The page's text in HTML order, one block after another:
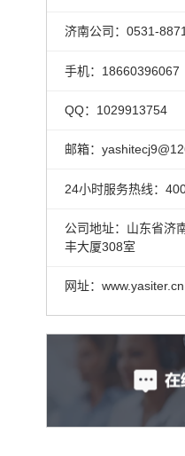
济南公司：0531-
手机：18660396067
QQ：1029913754
邮箱：
24小时服务热线：
公司地址：山东省济
丰大厦308室
网址：www.yasiter.cn